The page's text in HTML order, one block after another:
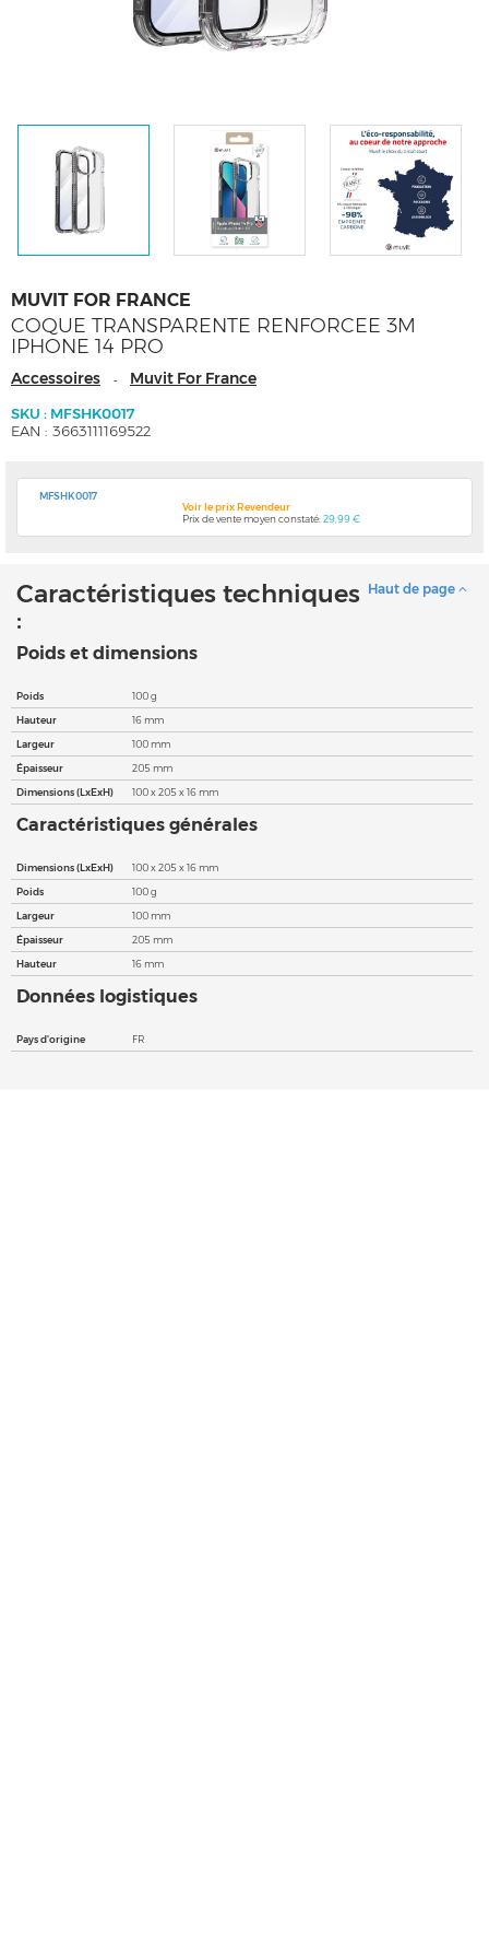
MUVIT FOR FRANCE
COQUE TRANSPARENTE RENFORCEE 3M
IPHONE 14 PRO
Accessoires - Muvit For France
SKU : MFSHK0017
EAN : 3663111169522
MFSHK0017
Voir le prix Revendeur
Prix de vente moyen constaté:29,99 €
Haut de page
Caractéristiques techniques
:
Poids et dimensions
Poids
100 g
Hauteur
16 mm
Largeur
100 mm
Épaisseur
205 mm
Dimensions (LxExH)
100 x 205 x 16 mm
Caractéristiques générales
Dimensions (LxExH)
100 x 205 x 16 mm
Poids
100 g
Largeur
100 mm
Épaisseur
205 mm
Hauteur
16 mm
Données logistiques
Pays d'origine FR